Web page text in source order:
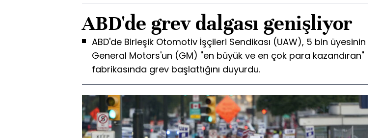
ABD'de grev dalgası genişliyor
ABD'de Birleşik Otomotiv İşçileri Sendikası (UAW), 5 bin üyesinin
General Motors'un (GM) "en büyük ve en çok para kazandıran"
fabrikasında grev başlattığını duyurdu.